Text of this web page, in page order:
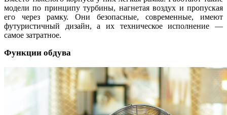
модели по принципу турбины, нагнетая воздух и пропуская
его через рамку. Они безопасные, современные, имеют
футуристичный дизайн, а их техническое исполнение —
самое затратное.
Функции обдува